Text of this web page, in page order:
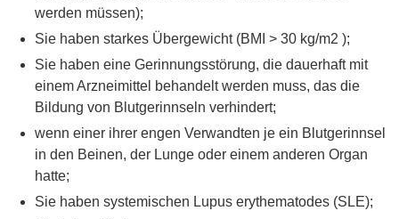
werden müssen);
Sie haben starkes Übergewicht (BMI > 30 kg/m2 );
Sie haben eine Gerinnungsstörung, die dauerhaft mit
einem Arzneimittel behandelt werden muss, das die
Bildung von Blutgerinnseln verhindert;
wenn einer ihrer engen Verwandten je ein Blutgerinnsel
in den Beinen, der Lunge oder einem anderen Organ
hatte;
Sie haben systemischen Lupus erythematodes (SLE);